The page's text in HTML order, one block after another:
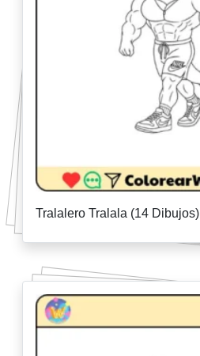
Tralalero Tralala (14 Dibujos)